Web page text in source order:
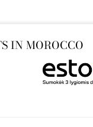
IN MOROCCO